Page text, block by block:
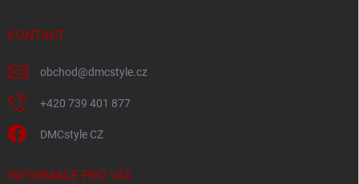
KONTAKT
obchod@dmcstyle.cz
+420 739 401 877
DMCstyle CZ
INFORMACE PRO VÁS